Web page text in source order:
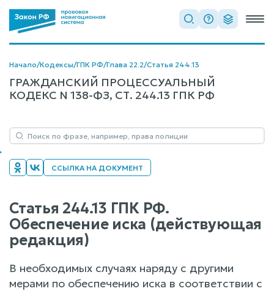
Начало/Кодексы/ГПК РФ/Глава 22.2/Статья 244.13
ГРАЖДАНСКИЙ ПРОЦЕССУАЛЬНЫЙ
КОДЕКС N 138-ФЗ, СТ. 244.13 ГПК РФ
ССЫЛКА НА ДОКУМЕНТ
Статья 244.13 ГПК РФ.
Обеспечение иска (действующая
редакция)
В необходимых случаях наряду с другими
мерами по обеспечению иска в соответствии с